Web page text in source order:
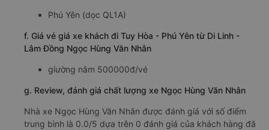
Phú Yên (dọc QL1A)
f. Giá vé giá xe khách đi Tuy Hòa - Phú Yên từ Di Linh -
Lâm Đồng Ngọc Hùng Văn Nhân
giường nằm 500000đ/vé
g. Review, đánh giá chất lượng xe Ngọc Hùng Văn Nhân
Nhà xe Ngọc Hùng Văn Nhân được đánh giá với số điểm
trung bình là 0.0/5 dựa trên 0 đánh giá của khách hàng đã